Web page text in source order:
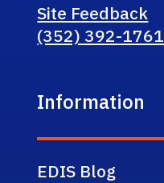
Site Feedback
(352) 392-1761
Information
EDIS Blog